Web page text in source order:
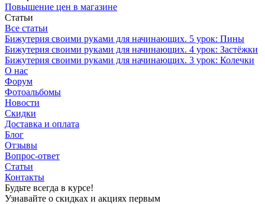
Повышение цен в магазине
Статьи
Все статьи
Бижутерия своими руками для начинающих. 5 урок: Пины
Бижутерия своими руками для начинающих. 4 урок: Застёжки
Бижутерия своими руками для начинающих. 3 урок: Колечки
О нас
Форум
Фотоальбомы
Новости
Скидки
Доставка и оплата
Блог
Отзывы
Вопрос-ответ
Статьи
Контакты
Будьте всегда в курсе!
Узнавайте о скидках и акциях первым